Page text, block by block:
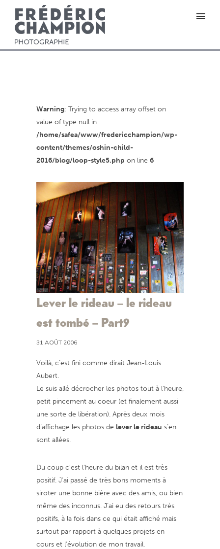
Warning: Trying to access array offset on
value of type null in
/home/safea/www/fredericchampion/wp-
content/themes/oshin-child-
2016/blog/loop-style5.php on line 6
Lever le rideau – le rideau
est tombé – Part9
31 AOÛT 2006
Voilà, c’est fini comme dirait Jean-Louis
Aubert.
Le suis allé décrocher les photos tout à l’heure,
petit pincement au coeur (et finalement aussi
une sorte de libération). Après deux mois
d’affichage les photos de lever le rideau s’en
sont allées.
Du coup c’est l’heure du bilan et il est très
positif. J’ai passé de très bons moments à
siroter une bonne bière avec des amis, ou bien
même des inconnus. J’ai eu des retours très
positifs, à la fois dans ce qui était affiché mais
surtout par rapport à quelques projets en
cours et l’évolution de mon travail.